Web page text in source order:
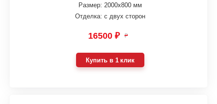
Размер: 2000х800 мм
Отделка: с двух сторон
16500 ₽ ₽
Купить в 1 клик